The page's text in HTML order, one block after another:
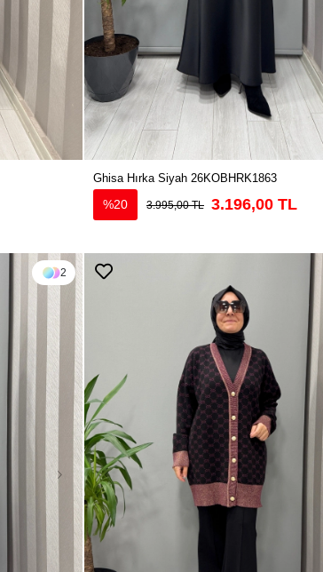
Ghisa Hırka Siyah 26KOBHRK1863
%20 3.995,00 TL 3.196,00 TL
2